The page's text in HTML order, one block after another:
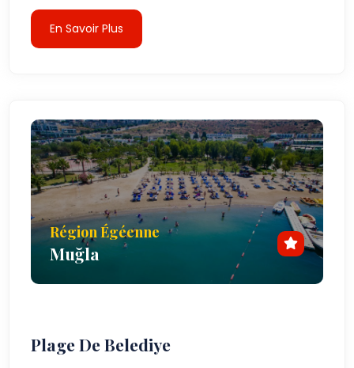
En Savoir Plus
Région Égéenne
Muğla
Plage De Belediye